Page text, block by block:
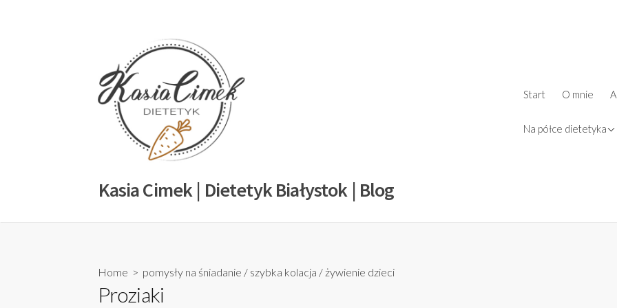
Kasia Cimek | Dietetyk Białystok | Blog
Start O mnie
Na półce dietetyka
książki
Home > pomysły na śniadanie / szybka kolacja / żywienie dzieci
Proziaki